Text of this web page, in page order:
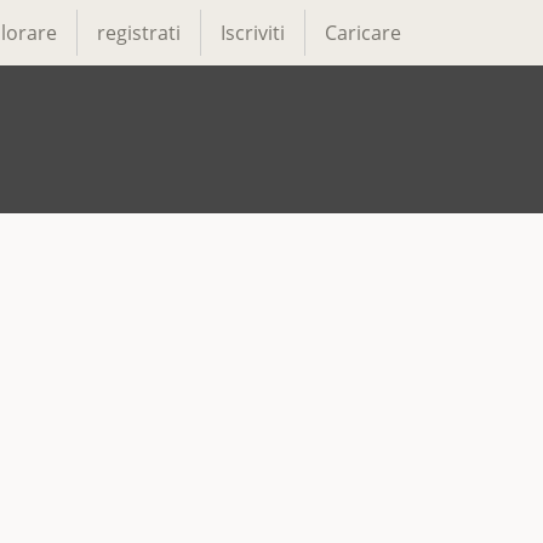
registrati Iscriviti Caricare